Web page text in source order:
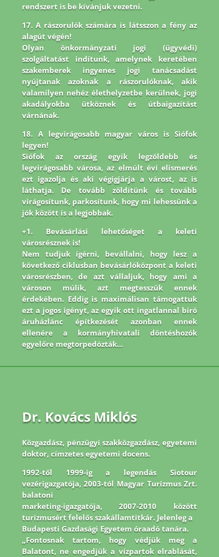
rendszert is be kívánjuk vezetni.
17. A rászorulók számára is látsszon a fény az
alagút végén!
Olyan önkormányzati jogi (ügyvédi)
szolgáltatást indítunk, amelynek keretében
szakemberek ingyenes jogi tanácsadást
nyújtanak azoknak a rászorulóknak, akik
valamilyen nehéz élethelyzetbe kerülnek, jogi
akadályokba ütköznek és útbaigazítást
várnának.
18. A legvirágosabb magyar város is Siófok
legyen!
Siófok az ország egyik legzöldebb és
legvirágosabb városa, az elmúlt évi elismerés
ezt igazolja és aki végigjárja a várost, az is
láthatja. De tovább zöldítünk és tovább
virágosítunk, parkosítunk, hogy mi lehessünk a
jók között is a legjobbak.
+1. Bevásárlási lehetőséget a keleti
városrésznek is!
Nem tudjuk ígérni, bevállalni, hogy lesz a
következő ciklusban bevásárlóközpont a keleti
városrészben, de azt vállaljuk, hogy ami a
városon múlik, azt megtesszük ennek
érdekében. Eddig is maximálisan támogattuk
ezt a jogos igényt, az egyik ott ingatlannal bíró
áruházlánc építkezését azonban ennek
ellenére a kormányhivatali döntéshozók
egyelőre megtorpedózták…
Dr. Kovács Miklós
Közgazdász, pénzügyi szakközgazdász, egyetemi
doktor, címzetes egyetemi docens.
1992-től 1999-ig a legendás Siotour
vezérigazgatója, 2003-tól Magyar Turizmus Zrt.
balatoni
marketing-igazgatója, 2007-2010 között
turizmusért felelős szakállamtitkár. Jelenleg a
Budapesti Gazdasági Egyetem óraadó tanára.
„Fontosnak tartom, hogy védjük meg a
Balatont, ne engedjük a vízpartok elrablását,